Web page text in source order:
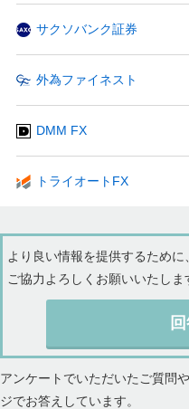
サクソバンク証券
外為ファイネスト
DMM FX
トライオートFX
より良い情報を提供するために
ご協力よろしくお願いいたしま
アンケートでいただいたご質問
ジでお答えしています。